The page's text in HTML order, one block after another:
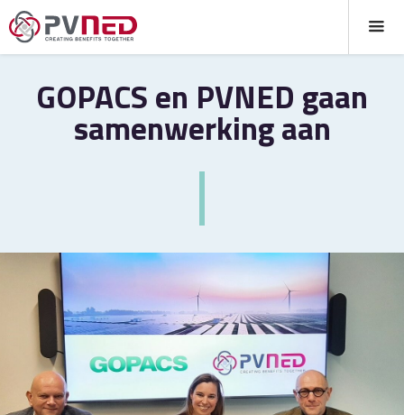
GOPACS en PVNED gaan
samenwerking aan